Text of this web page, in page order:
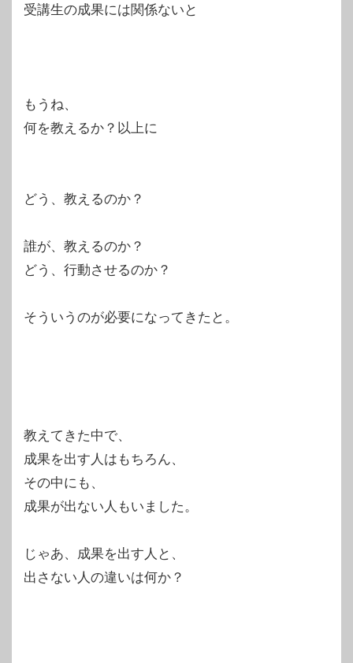
受講生の成果には関係ないと
もうね、
何を教えるか？以上に
どう、教えるのか？
誰が、教えるのか？
どう、行動させるのか？
そういうのが必要になってきたと。
教えてきた中で、
成果を出す人はもちろん、
その中にも、
成果が出ない人もいました。
じゃあ、成果を出す人と、
出さない人の違いは何か？